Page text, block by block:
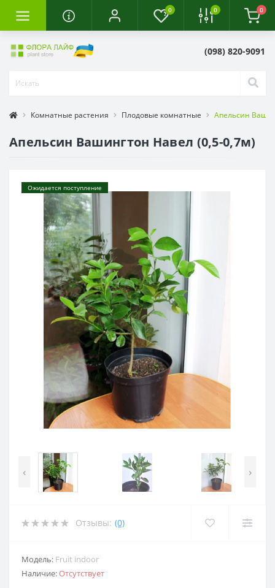
0 0 0
(098) 820-9091
Комнатные растения Плодовые комнатные Апельсин
Апельсин Вашингтон Навел (0,5-0,7м)
Ожидается поступление
‹ ›
Отзывы: (0)
Модель: Fruit indoor
Наличие:Отсутствует